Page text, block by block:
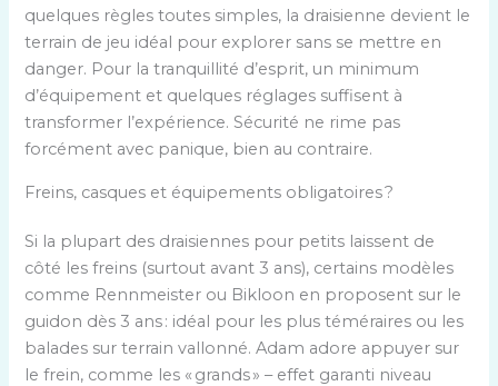
quelques règles toutes simples, la draisienne devient le
terrain de jeu idéal pour explorer sans se mettre en
danger. Pour la tranquillité d’esprit, un minimum
d’équipement et quelques réglages suffisent à
transformer l’expérience. Sécurité ne rime pas
forcément avec panique, bien au contraire.
Freins, casques et équipements obligatoires ?
Si la plupart des draisiennes pour petits laissent de
côté les freins (surtout avant 3 ans), certains modèles
comme Rennmeister ou Bikloon en proposent sur le
guidon dès 3 ans : idéal pour les plus téméraires ou les
balades sur terrain vallonné. Adam adore appuyer sur
le frein, comme les « grands » – effet garanti niveau